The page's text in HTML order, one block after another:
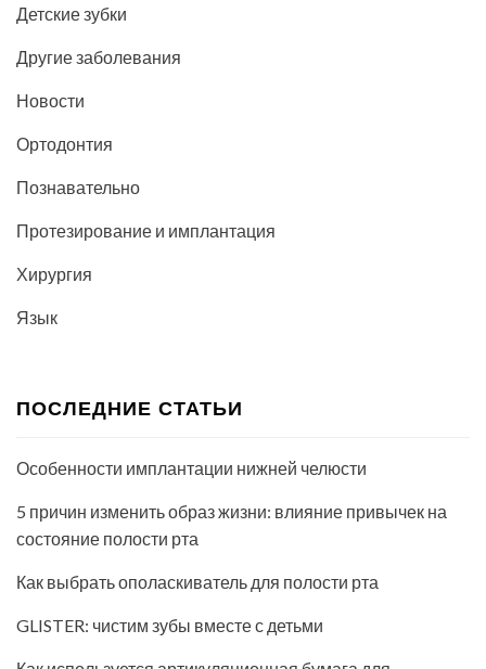
Детские зубки
Другие заболевания
Новости
Ортодонтия
Познавательно
Протезирование и имплантация
Хирургия
Язык
ПОСЛЕДНИЕ СТАТЬИ
Особенности имплантации нижней челюсти
5 причин изменить образ жизни: влияние привычек на
состояние полости рта
Как выбрать ополаскиватель для полости рта
GLISTER: чистим зубы вместе с детьми